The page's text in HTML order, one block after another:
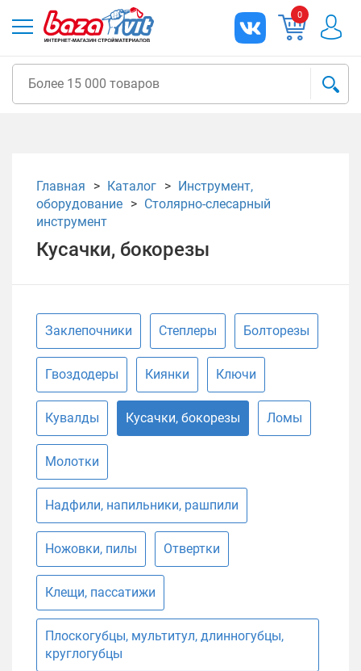
0
Главная Каталог
Инструмент,
оборудование
Столярно-слесарный
инструмент
Кусачки, бокорезы
Заклепочники Степлеры Болторезы
Гвоздодеры Киянки Ключи
Кувалды Кусачки, бокорезы Ломы
Молотки
Надфили, напильники, рашпили
Ножовки, пилы Отвертки
Клещи, пассатижи
Плоскогубцы, мультитул, длинногубцы,
круглогубцы